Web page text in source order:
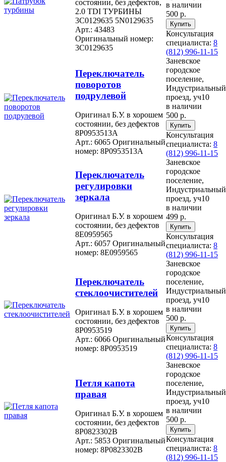
состоянии, без дефектов,
2.0 TDI ТУРБИНЫ
3C0129635 5N0129635
Арт.: 43483
Оригинальный номер:
3C0129635
в наличии
500 р.
Консультация
специалиста: 8
(812) 996-11-15
Переключатель
поворотов
подрулевой
Оригинал Б.У. в хорошем
состоянии, без дефектов
8P0953513A
Арт.: 6065 Оригинальный
номер: 8P0953513A
Заневское
городское
поселение,
Индустриальный
проезд, уч10
в наличии
500 р.
Консультация
специалиста: 8
(812) 996-11-15
Переключатель
регулировки
зеркала
Оригинал Б.У. в хорошем
состоянии, без дефектов
8E0959565
Арт.: 6057 Оригинальный
номер: 8E0959565
Заневское
городское
поселение,
Индустриальный
проезд, уч10
в наличии
499 р.
Консультация
специалиста: 8
(812) 996-11-15
Переключатель
стеклоочистителей
Оригинал Б.У. в хорошем
состоянии, без дефектов
8P0953519
Арт.: 6066 Оригинальный
номер: 8P0953519
Заневское
городское
поселение,
Индустриальный
проезд, уч10
в наличии
500 р.
Консультация
специалиста: 8
(812) 996-11-15
Петля капота
правая
Оригинал Б.У. в хорошем
состоянии, без дефектов
8P0823302B
Арт.: 5853 Оригинальный
номер: 8P0823302B
Заневское
городское
поселение,
Индустриальный
проезд, уч10
в наличии
500 р.
Консультация
специалиста: 8
(812) 996-11-15